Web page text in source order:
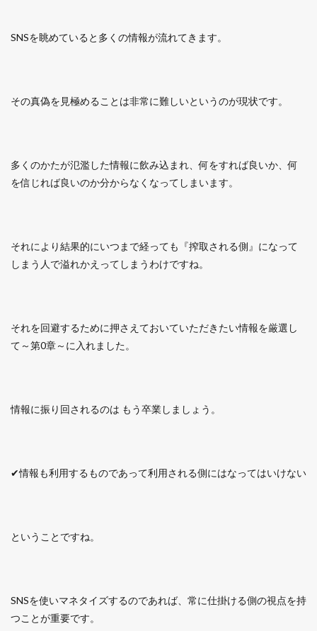
SNSを眺めていると多くの情報が流れてきます。
その真偽を見極めることは非常に難しいというのが現状です。
多くのかたが氾濫した情報に飲み込まれ、何をすれば良いか、何
を信じれば良いのか分からなくなってしまいます。
それにより結果的にいつまで経っても『搾取される側』になって
しまう人で溢れかえってしまうわけですね。
それを回避するために押さえておいていただきたい情報を厳選し
て～第0章～に入れました。
情報に振り回されるのは もう卒業しましょう。
✔情報も利用するものであって利用される側にはなってはいけない
ということですね。
SNSを使いマネタイズするのであれば、常に仕掛ける側の視点を持
つことが重要です。